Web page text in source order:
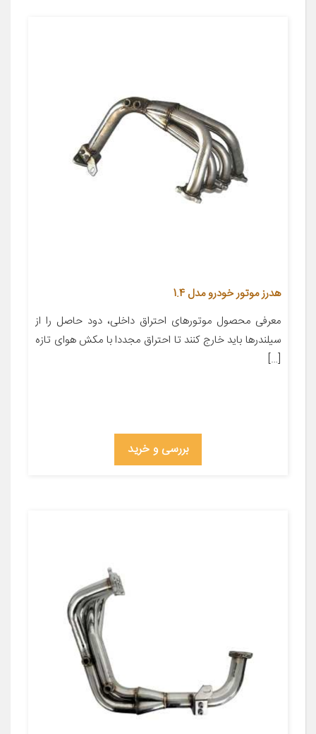
هدرز موتور خودرو مدل 1.4
معرفی محصول موتورهای احتراق داخلی، دود حاصل را از
سیلندرها باید خارج کنند تا احتراق مجددا با مکش هوای تازه
[…]
بررسی و خرید